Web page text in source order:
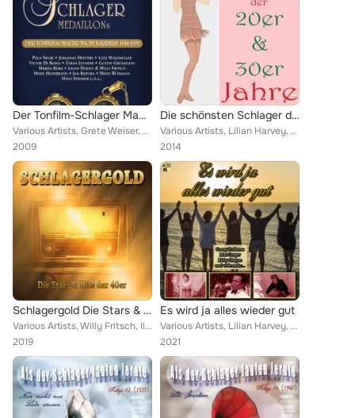
Der Tonfilm-Schlager Macht Karriere 1934-1939
Various Artists, Grete Weiser, Willy Fritsch, Rosita Serrano, Lizzi Waldmüller, Hilde Hildebrand, JOHANNES HEESTERS, RUDI GODDEN...
2009
Die schönsten Schlager der 20er & 30er Jahre
Various Artists, Lilian Harvey, Willy Fritsch, Siegfried Arno, Johannes Heesters, Claire Waldoff, Renate Mueller, Anny Ondra, Za...
2014
Schlagergold Die Stars & Hits der 40er
Various Artists, Willy Fritsch, Ilja Glusgal, Helmut Zacharias, Rosita Serrano, Johannes Heesters, Horst Winter, Magda Hain, Rud...
2019
Es wird ja alles wieder gut
Various Artists, Lilian Harvey, Erni Bieler, Heinz Schachtner, Peter Kraus, Paul O’Montis, Die Starlets, Mary Roos, Otto Reuter,...
2021